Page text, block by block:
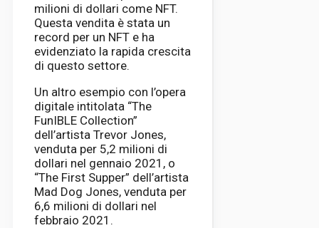
milioni di dollari come NFT.
Questa vendita è stata un
record per un NFT e ha
evidenziato la rapida crescita
di questo settore.
Un altro esempio con l’opera
digitale intitolata “The
FunIBLE Collection”
dell’artista Trevor Jones,
venduta per 5,2 milioni di
dollari nel gennaio 2021, o
“The First Supper” dell’artista
Mad Dog Jones, venduta per
6,6 milioni di dollari nel
febbraio 2021.